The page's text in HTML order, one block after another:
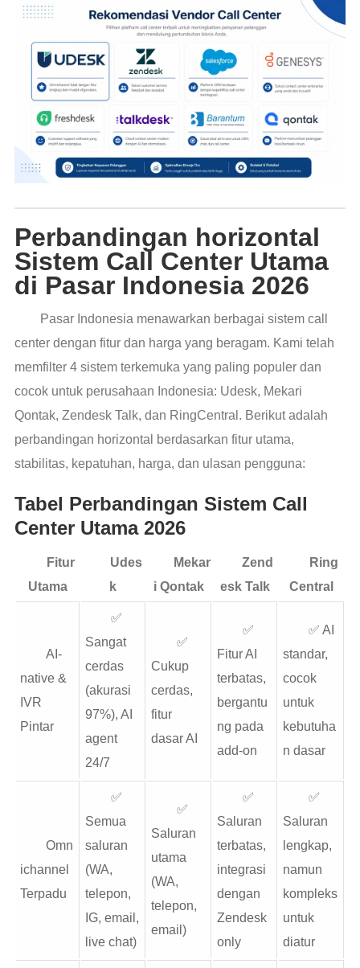
Perbandingan horizontal
Sistem Call Center Utama
di Pasar Indonesia 2026
Pasar Indonesia menawarkan berbagai sistem call
center dengan fitur dan harga yang beragam. Kami telah
memfilter 4 sistem terkemuka yang paling populer dan
cocok untuk perusahaan Indonesia: Udesk, Mekari
Qontak, Zendesk Talk, dan RingCentral. Berikut adalah
perbandingan horizontal berdasarkan fitur utama,
stabilitas, kepatuhan, harga, dan ulasan pengguna:
Tabel Perbandingan Sistem Call
Center Utama 2026
Fitur
Utama
Udes
k
Mekar
i Qontak
Zend
esk Talk
Ring
Central
AI-
native &
IVR
Pintar
✅
Sangat
cerdas
(akurasi
97%), AI
agent
24/7
✅
Cukup
cerdas,
fitur
dasar AI
✅
Fitur AI
terbatas,
bergantu
ng pada
add-on
✅ AI
standar,
cocok
untuk
kebutuha
n dasar
Omn
ichannel
Terpadu
✅
Semua
saluran
(WA,
telepon,
IG, email,
live chat)
✅
Saluran
utama
(WA,
telepon,
email)
✅
Saluran
terbatas,
integrasi
dengan
Zendesk
only
✅
Saluran
lengkap,
namun
kompleks
untuk
diatur